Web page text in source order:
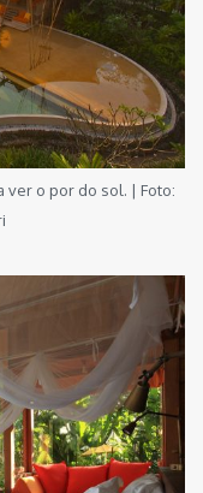
ver o por do sol. | Foto: